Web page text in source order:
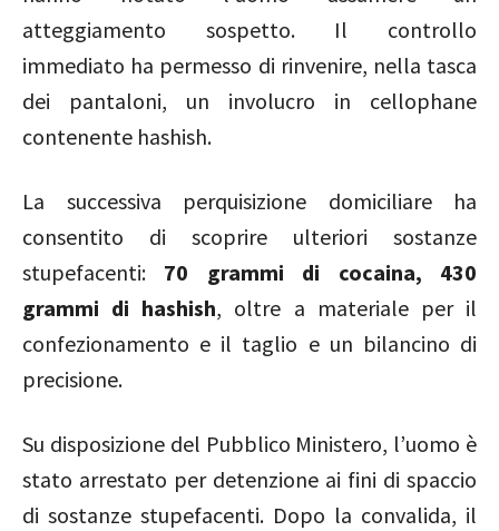
atteggiamento sospetto. Il controllo
immediato ha permesso di rinvenire, nella tasca
dei pantaloni, un involucro in cellophane
contenente hashish.
La successiva perquisizione domiciliare ha
consentito di scoprire ulteriori sostanze
stupefacenti: 70 grammi di cocaina, 430
grammi di hashish, oltre a materiale per il
confezionamento e il taglio e un bilancino di
precisione.
Su disposizione del Pubblico Ministero, l’uomo è
stato arrestato per detenzione ai fini di spaccio
di sostanze stupefacenti. Dopo la convalida, il